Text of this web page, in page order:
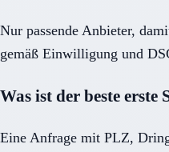
Nur passende Anbieter,
gemäß Einwilligung und
Was ist der beste erste
Eine Anfrage mit PLZ,